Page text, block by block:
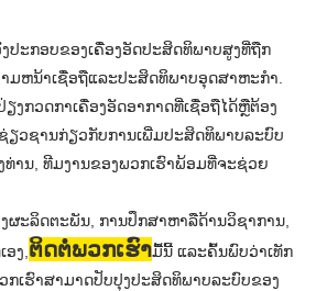
ປະກອບຂອງເຄື່ອງອັດປະສິດທິພາບສູງທີ່ຖືກ
ມຫນ້າເຊື່ອຖືແລະປະສິດທິພາບອຸດສາຫະກໍາ.
ງກວດກາເຄື່ອງອັດອາກາດທີ່ເຊື່ອຖືໄດ້ຫຼືຕ້ອງ
ຽວຊານກ່ຽວກັບການເພີ່ມປະສິດທິພາບລະບົບ
ທ່ານ, ທີມງານຂອງພວກເຮົາພ້ອມທີ່ຈະຊ່ວຍ
ຜະລິດຕະພັນ, ການປຶກສາຫາລືດ້ານວິຊາການ,
ອງ,ຕິດຕໍ່ພວກເຮົາມື້ນີ້ ແລະຄົ້ນພົບວ່າເທັກ
ກເຮົາສາມາດປັບປຸງປະສິດທິພາບລະບົບຂອງ